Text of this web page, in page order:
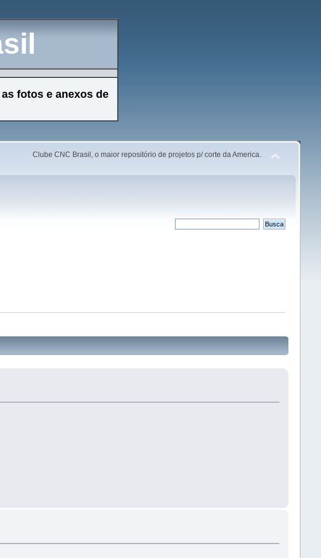
fotos e anexos de
Clube CNC Brasil, o maior repositório de projetos p/ corte da America.